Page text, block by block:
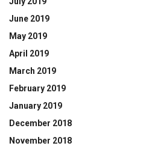
June 2019
May 2019
April 2019
March 2019
February 2019
January 2019
December 2018
November 2018